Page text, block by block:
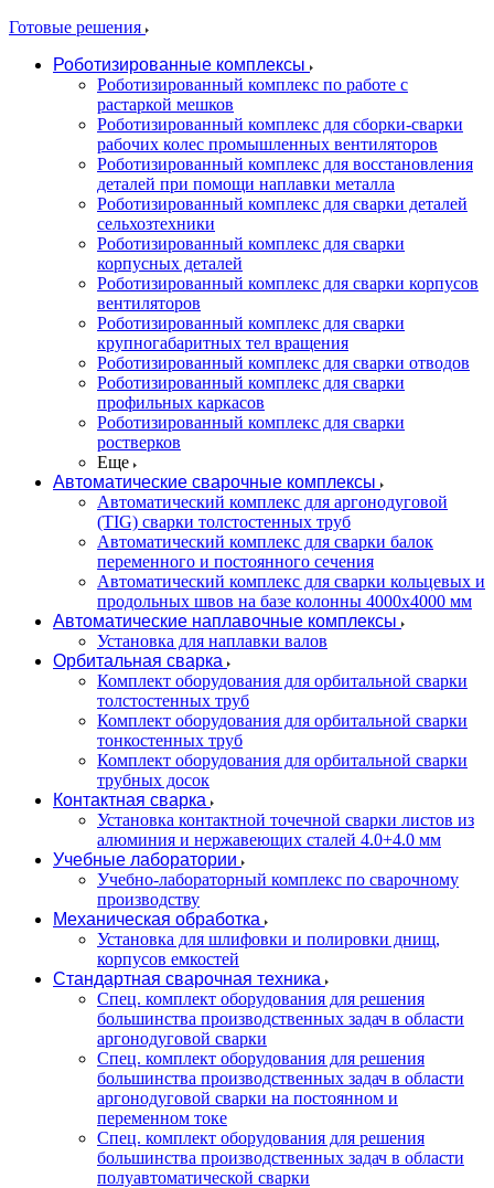
Готовые решения
Роботизированные комплексы
Роботизированный комплекс по работе с
растаркой мешков
Роботизированный комплекс для сборки-сварки
рабочих колес промышленных вентиляторов
Роботизированный комплекс для восстановления
деталей при помощи наплавки металла
Роботизированный комплекс для сварки деталей
сельхозтехники
Роботизированный комплекс для сварки
корпусных деталей
Роботизированный комплекс для сварки корпусов
вентиляторов
Роботизированный комплекс для сварки
крупногабаритных тел вращения
Роботизированный комплекс для сварки отводов
Роботизированный комплекс для сварки
профильных каркасов
Роботизированный комплекс для сварки
ростверков
Еще
Автоматические сварочные комплексы
Автоматический комплекс для аргонодуговой
(TIG) сварки толстостенных труб
Автоматический комплекс для сварки балок
переменного и постоянного сечения
Автоматический комплекс для сварки кольцевых и
продольных швов на базе колонны 4000x4000 мм
Автоматические наплавочные комплексы
Установка для наплавки валов
Орбитальная сварка
Комплект оборудования для орбитальной сварки
толстостенных труб
Комплект оборудования для орбитальной сварки
тонкостенных труб
Комплект оборудования для орбитальной сварки
трубных досок
Контактная сварка
Установка контактной точечной сварки листов из
алюминия и нержавеющих сталей 4.0+4.0 мм
Учебные лаборатории
Учебно-лабораторный комплекс по сварочному
производству
Механическая обработка
Установка для шлифовки и полировки днищ,
корпусов емкостей
Стандартная сварочная техника
Спец. комплект оборудования для решения
большинства производственных задач в области
аргонодуговой сварки
Спец. комплект оборудования для решения
большинства производственных задач в области
аргонодуговой сварки на постоянном и
переменном токе
Спец. комплект оборудования для решения
большинства производственных задач в области
полуавтоматической сварки